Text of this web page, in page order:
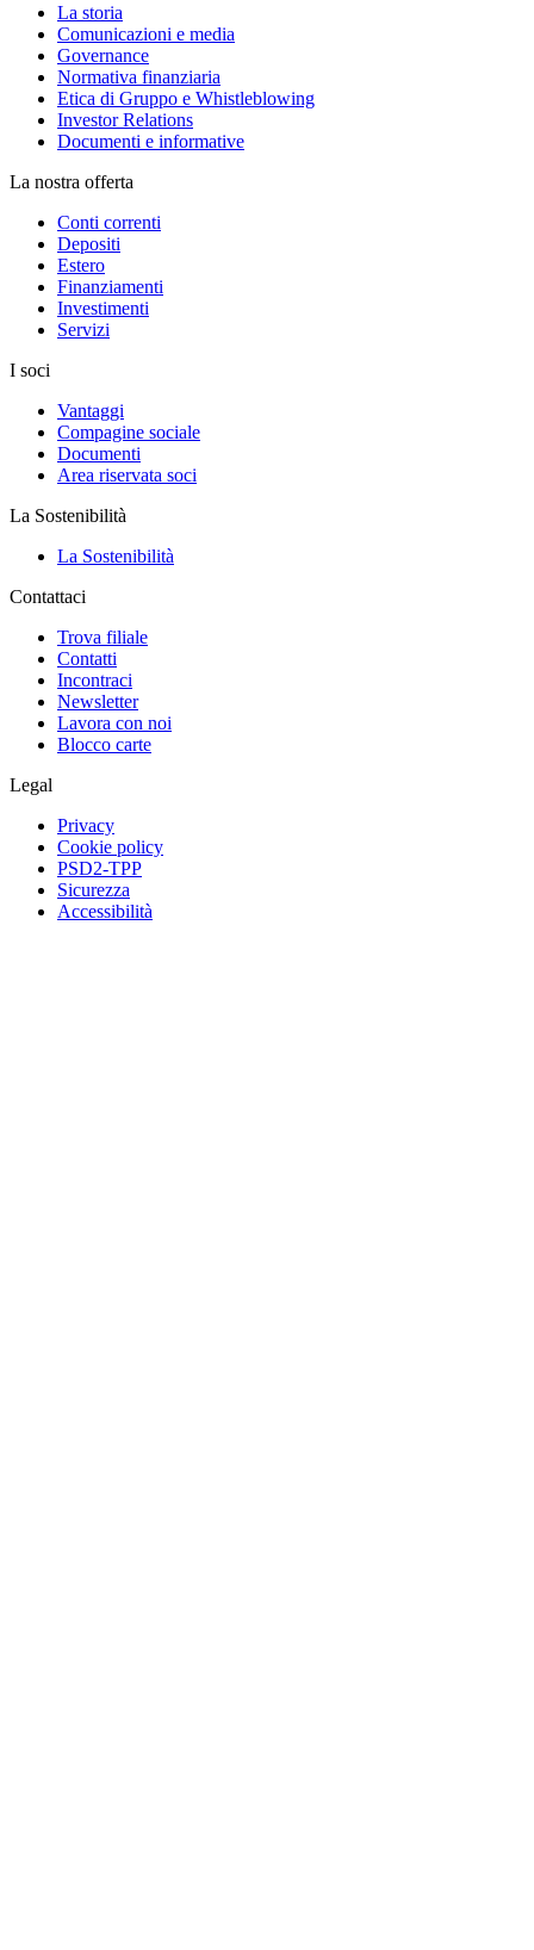
La storia
Comunicazioni e media
Governance
Normativa finanziaria
Etica di Gruppo e Whistleblowing
Investor Relations
Documenti e informative
La nostra offerta
Conti correnti
Depositi
Estero
Finanziamenti
Investimenti
Servizi
I soci
Vantaggi
Compagine sociale
Documenti
Area riservata soci
La Sostenibilità
La Sostenibilità
Contattaci
Trova filiale
Contatti
Incontraci
Newsletter
Lavora con noi
Blocco carte
Legal
Privacy
Cookie policy
PSD2-TPP
Sicurezza
Accessibilità